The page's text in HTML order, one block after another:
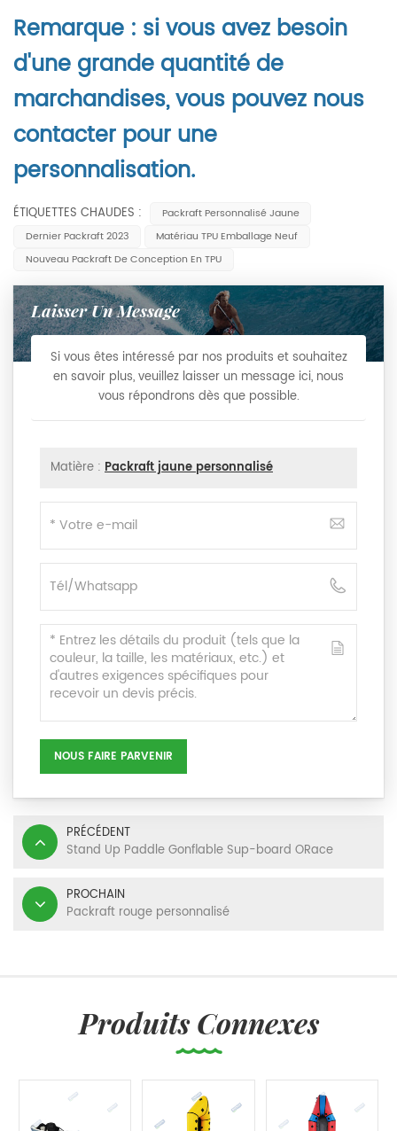
Remarque : si vous avez besoin
d'une grande quantité de
marchandises, vous pouvez nous
contacter pour une
personnalisation.
ÉTIQUETTES CHAUDES :
Packraft Personnalisé Jaune
Dernier Packraft 2023
Matériau TPU Emballage Neuf
Nouveau Packraft De Conception En TPU
Laisser Un Message
Si vous êtes intéressé par nos produits et souhaitez
en savoir plus, veuillez laisser un message ici, nous
vous répondrons dès que possible.
Matière : Packraft jaune personnalisé
NOUS FAIRE PARVENIR
PRÉCÉDENT
Stand Up Paddle Gonflable Sup-board ORace
PROCHAIN
Packraft rouge personnalisé
Produits Connexes